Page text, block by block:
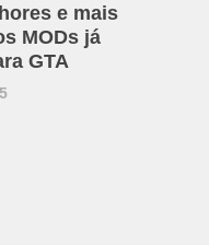
e mais
MODs já
GTA